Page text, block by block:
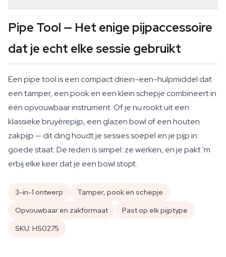
Pipe Tool — Het enige pijpaccessoire
dat je echt elke sessie gebruikt
Een pipe tool is een compact driein-een-hulpmiddel dat
een tamper, een pook en een klein schepje combineert in
één opvouwbaar instrument. Of je nu rookt uit een
klassieke bruyèrepijp, een glazen bowl of een houten
zakpijp — dit ding houdt je sessies soepel en je pijp in
goede staat. De reden is simpel: ze werken, en je pakt 'm
erbij elke keer dat je een bowl stopt.
3-in-1 ontwerp
Tamper, pook en schepje
Opvouwbaar en zakformaat
Past op elk pijptype
SKU: HS0275